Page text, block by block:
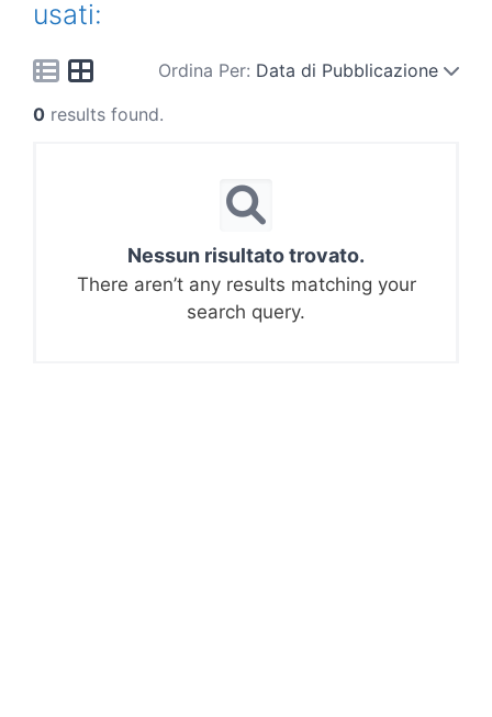
usati:
Ordina Per: Data di Pubblicazione
0 results found.
Nessun risultato trovato.
There aren’t any results matching your
search query.